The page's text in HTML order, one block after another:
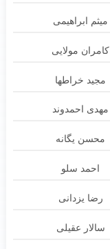
میثم ابراهیمی
کامران مولایی
مجید خراطها
مهدی احمدوند
محسن یگانه
احمد سلو
رضا یزدانی
سالار عقیلی